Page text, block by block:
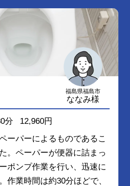
福島県福島市
ななみ様
分
12,960円
ーパーによるものであるこ
。ペーパーが便器に詰まっ
ポンプ作業を行い、迅速に
作業時間は約30分ほどで、